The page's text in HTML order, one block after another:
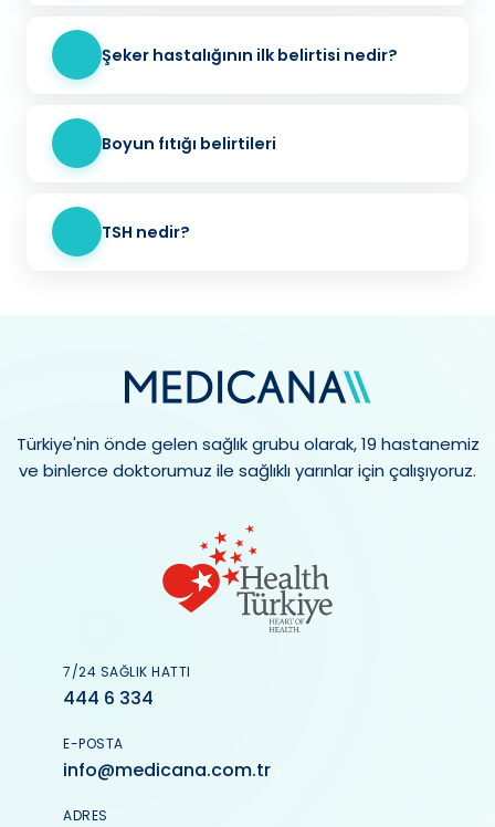
Şeker hastalığının ilk belirtisi nedir?
Boyun fıtığı belirtileri
TSH nedir?
Türkiye'nin önde gelen sağlık grubu olarak, 19 hastanemiz
ve binlerce doktorumuz ile sağlıklı yarınlar için çalışıyoruz.
7/24 SAĞLIK HATTI
444 6 334
E-POSTA
info@medicana.com.tr
ADRES